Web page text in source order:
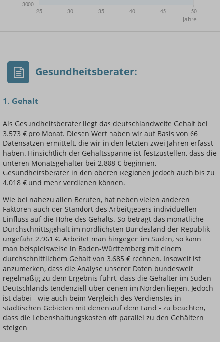
Einsteigerin / Einsteiger
Gesundheitsberater:
1. Gehalt
Als Gesundheitsberater liegt das deutschlandweite Gehalt bei
3.573 € pro Monat. Diesen Wert haben wir auf Basis von 66
Datensätzen ermittelt, die wir in den letzten zwei Jahren erfasst
haben. Hinsichtlich der Gehaltsspanne ist festzustellen, dass die
unteren Monatsgehälter bei 2.888 € beginnen,
Gesundheitsberater in den oberen Regionen jedoch auch bis zu
4.018 € und mehr verdienen können.
Wie bei nahezu allen Berufen, hat neben vielen anderen
Faktoren auch der Standort des Arbeitgebers individuellen
Einfluss auf die Höhe des Gehalts. So beträgt das monatliche
Durchschnittsgehalt im nördlichsten Bundesland der Republik
ungefähr 2.961 €. Arbeitet man hingegen im Süden, so kann
man beispielsweise in Baden-Württemberg mit einem
durchschnittlichem Gehalt von 3.685 € rechnen. Insoweit ist
anzumerken, dass die Analyse unserer Daten bundesweit
regelmäßig zu dem Ergebnis führt, dass die Gehälter im Süden
Deutschlands tendenziell über denen im Norden liegen. Jedoch
ist dabei - wie auch beim Vergleich des Verdienstes in
städtischen Gebieten mit denen auf dem Land - zu beachten,
dass die Lebenshaltungskosten oft parallel zu den Gehältern
steigen.